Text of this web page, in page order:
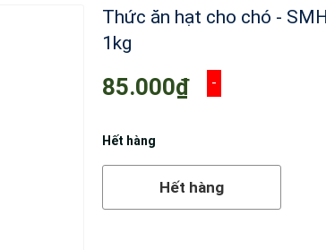
Thức ăn hạt cho chó -
1kg
85.000₫ -
Hết hàng
Hết hàng